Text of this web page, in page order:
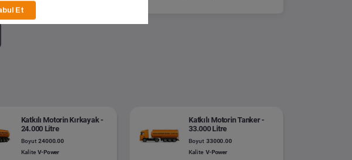
Katkılı Motorin Kırkayak -
24.000 Litre
Boyut 24000.00
Kalite V-Power
Katkılı Motorin Tanker -
33.000 Litre
Boyut 33000.00
Kalite V-Power